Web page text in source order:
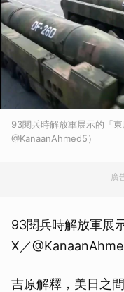
93閱兵時解放軍展示的「
@KanaanAhmed5）
廣
93閱兵時解放軍展
X／
吉原解釋，美日之